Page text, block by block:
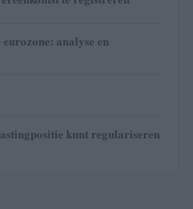
analyse en
kunt regulariseren